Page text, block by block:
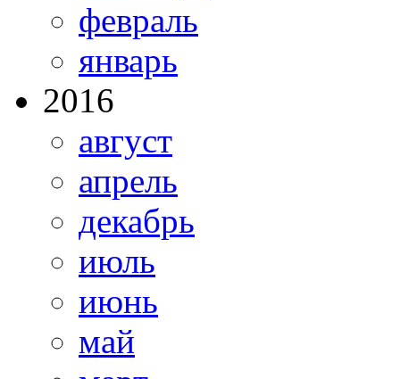
февраль
январь
2016
август
апрель
декабрь
июль
июнь
май